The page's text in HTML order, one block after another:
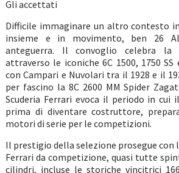
Gli accettati
Difficile immaginare un altro contesto
insieme e in movimento, ben 26
anteguerra. Il convoglio celebra la
attraverso le iconiche 6C 1500, 1750
con Campari e Nuvolari tra il 1928 e il
per fascino la 8C 2600 MM Spider
Scuderia Ferrari evoca il periodo in cui
prima di diventare costruttore,
motori di serie per le competizioni.
Il prestigio della selezione prosegue con
Ferrari da competizione, quasi tutte
cilindri, incluse le storiche vincitrici